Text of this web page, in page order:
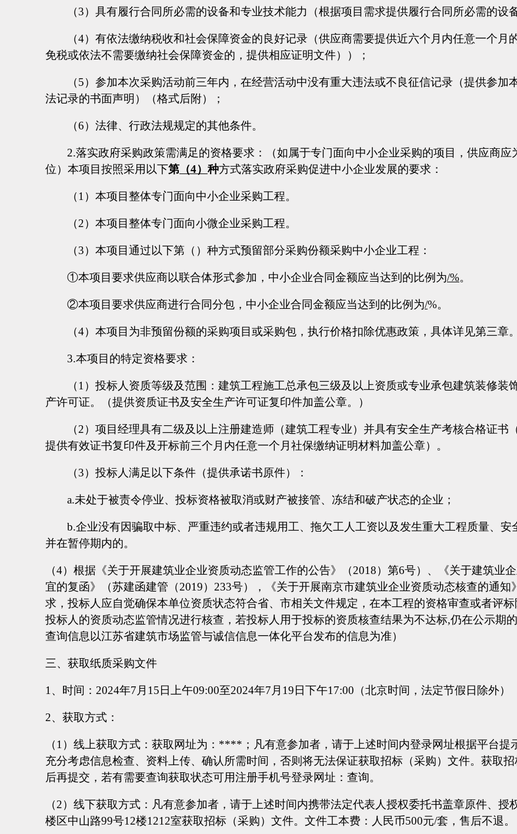
（3）具有履行合同所必需的设备和专业技术能力（根据项目需求提供履行合同所必需的设
（4）有依法缴纳税收和社会保障资金的良好记录（供应商需要提供近六个月内任意一个月
免税或依法不需要缴纳社会保障资金的，提供相应证明文件））；
（5）参加本次采购活动前三年内，在经营活动中没有重大违法或不良征信记录（提供参加
法记录的书面声明）（格式后附）；
（6）法律、行政法规规定的其他条件。
2.落实政府采购政策需满足的资格要求：（如属于专门面向中小企业采购的项目，供应商
位）本项目按照采用以下第 （4） 种方式落实政府采购促进中小企业发展的要求：
（1）本项目整体专门面向中小企业采购工程。
（2）本项目整体专门面向小微企业采购工程。
（3）本项目通过以下第（）种方式预留部分采购份额采购中小企业工程：
①本项目要求供应商以联合体形式参加，中小企业合同金额应当达到的比例为/%。
②本项目要求供应商进行合同分包，中小企业合同金额应当达到的比例为/%。
（4）本项目为非预留份额的采购项目或采购包，执行价格扣除优惠政策，具体详见第三章。
3.本项目的特定资格要求：
（1）投标人资质等级及范围：建筑工程施工总承包三级及以上资质或专业承包建筑装修装
产许可证。（提供资质证书及安全生产许可证复印件加盖公章。）
（2）项目经理具有二级及以上注册建造师（建筑工程专业）并具有安全生产考核合格证书
提供有效证书复印件及开标前三个月内任意一个月社保缴纳证明材料加盖公章）。
（3）投标人满足以下条件（提供承诺书原件）：
a.未处于被责令停业、投标资格被取消或财产被接管、冻结和破产状态的企业；
b.企业没有因骗取中标、严重违约或者违规用工、拖欠工人工资以及发生重大工程质量、
并在暂停期内的。
（4）根据《关于开展建筑业企业资质动态监管工作的公告》（2018）第6号）、《关于建筑业
宜的复函》（苏建函建管（2019）233号），《关于开展南京市建筑业企业资质动态核查的通
求，投标人应自觉确保本单位资质状态符合省、市相关文件规定，在本工程的资格审查或者评
投标人的资质动态监管情况进行核查，若投标人用于投标的资质核查结果为不达标,仍在公示期
查询信息以江苏省建筑市场监管与诚信信息一体化平台发布的信息为准）
三、获取纸质采购文件
1、时间：2024年7月 15 日上午09:00至2024年7月 19 日下午17:00（北京时间，法定节假日除外）
2、获取方式：
（1）线上获取方式：获取网址为：****；凡有意参加者，请于上述时间内登录网址根据平台提
充分考虑信息检查、资料上传、确认所需时间，否则将无法保证获取招标（采购）文件。获取
后再提交，若有需要查询获取状态可用注册手机号登录网址：查询。
（2）线下获取方式：凡有意参加者，请于上述时间内携带法定代表人授权委托书盖章原件、
楼区中山路99号12楼1212室获取招标（采购）文件。文件工本费：人民币500元/套，售后不退。